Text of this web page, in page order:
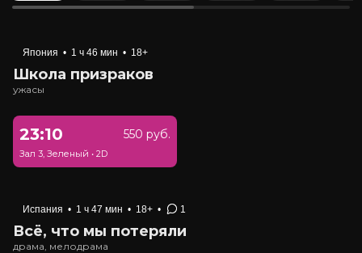
Япония • 1 ч 46 мин • 18+
Школа призраков
ужасы
23:10 550 руб.
Зал 3, Зеленый • 2D
Испания • 1 ч 47 мин • 18+ • 1
Всё, что мы потеряли
драма, мелодрама